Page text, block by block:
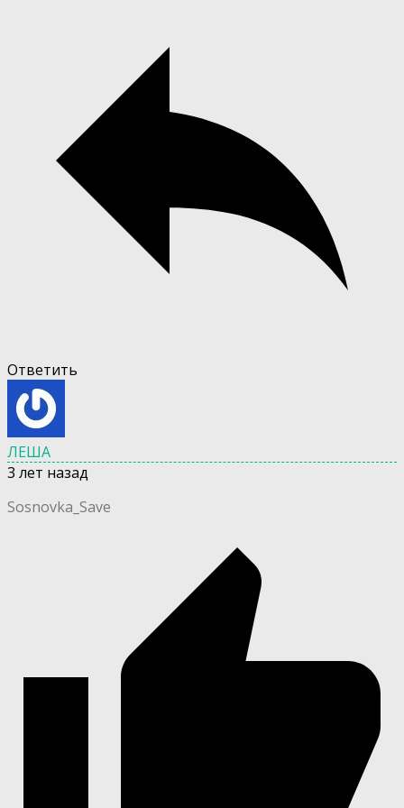
Ответить
ЛЕША
3 лет назад
Sosnovka_Save